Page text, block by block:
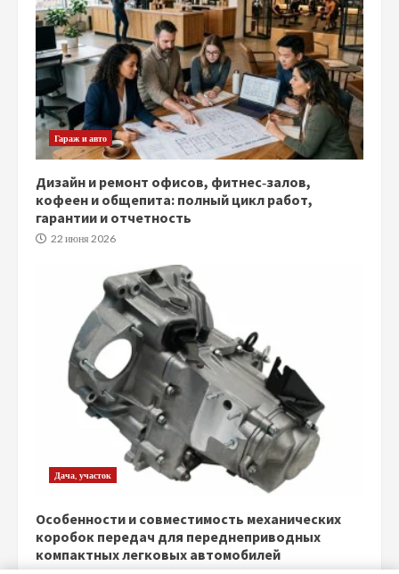
Гараж и авто
Дизайн и ремонт офисов, фитнес‑залов,
кофеен и общепита: полный цикл работ,
гарантии и отчетность
22 июня 2026
Дача, участок
Особенности и совместимость механических
коробок передач для переднеприводных
компактных легковых автомобилей